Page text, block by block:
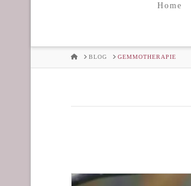
Home
HOMEBLOG GEMMOTHERAPIE